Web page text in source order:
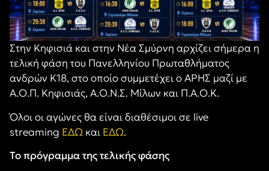
Στην Κηφισιά και στην Νέα Σμύρνη αρχίζει σήμερα η
τελική φάση του Πανελληνίου Πρωταθλήματος
ανδρών Κ18, στο οποίο συμμετέχει ο ΑΡΗΣ μαζί με
Α.Ο.Π. Κηφισιάς, Α.Ο.Ν.Σ. Μίλων και Π.Α.Ο.Κ.
Όλοι οι αγώνες θα είναι διαθέσιμοι σε live
streaming ΕΔΩ και ΕΔΩ.
Το πρόγραμμα της τελικής φάσης